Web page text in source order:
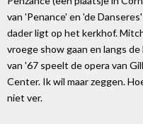
van 'Penance' en 'de
dader ligt op het kerkhof.
vroege show gaan en langs
van '67 speelt de opera van
Center. Ik wil maar zeggen.
niet ver.